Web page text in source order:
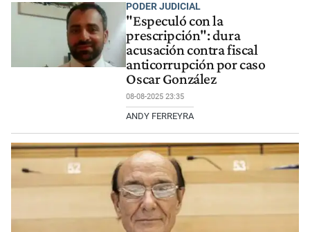
PODER JUDICIAL
"Especuló con la
prescripción": dura
acusación contra fiscal
anticorrupción por caso
Oscar González
08-08-2025 23:35
ANDY FERREYRA